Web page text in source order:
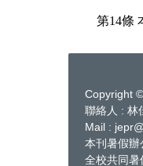
第14條
Copyright
聯絡人 : 林
Mail :
本刊暑假辦
全校共同